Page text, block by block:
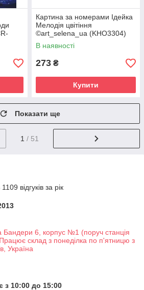
Картина за номерами Ідейка
Мелодія цвітіння
©art_selena_ua (KHO3304)
40 х 50 см
В наявності
273 ₴
Купити
Показати ще
1 / 51
відгуків за рік
Бандери 6, корпус №1 (поруч станція
склад з понеділка по п'ятницю з
Україна
з 10:00 до 15:00